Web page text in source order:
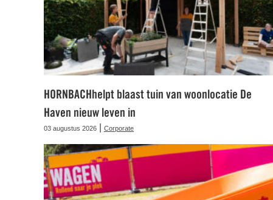
HORNBACHhelpt blaast tuin van woonlocatie De
Haven nieuw leven in
03 augustus 2026 Corporate